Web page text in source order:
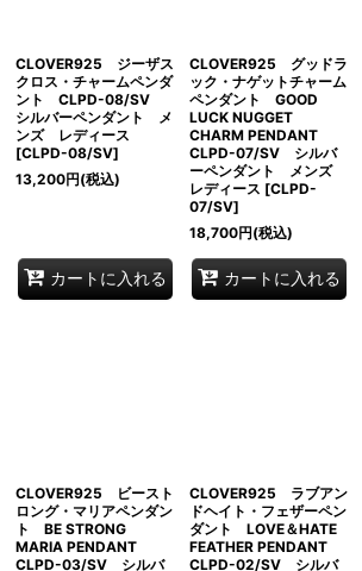
CLOVER925 ジーザス
クロス・チャームペンダ
ント CLPD-08/SV
シルバーペンダント メ
ンズ レディース
[CLPD-08/SV]
13,200円(税込)
カートに入れる
CLOVER925 グッドラ
ック・ナゲットチャーム
ペンダント GOOD
LUCK NUGGET
CHARM PENDANT
CLPD-07/SV シルバ
ーペンダント メンズ
レディース [CLPD-
07/SV]
18,700円(税込)
カートに入れる
CLOVER925 ビースト
ロング・マリアペンダン
ト BE STRONG
MARIA PENDANT
CLPD-03/SV シルバ
CLOVER925 ラブアン
ドヘイト・フェザーペン
ダント LOVE＆HATE
FEATHER PENDANT
CLPD-02/SV シルバ